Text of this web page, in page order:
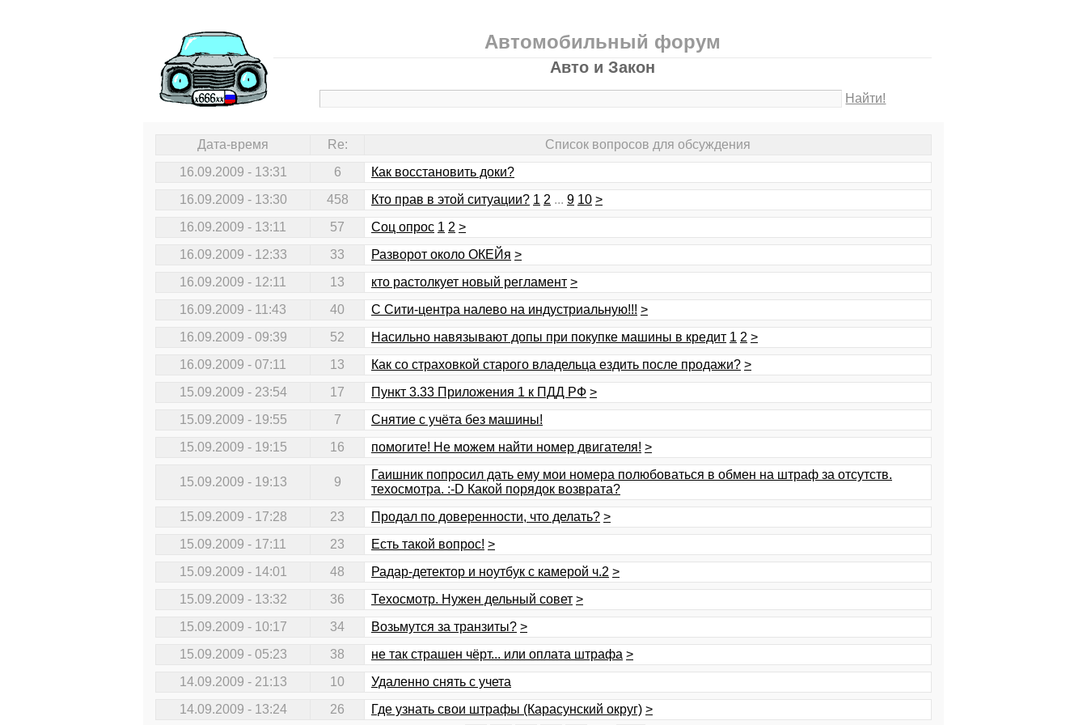
Автомобильный форум
Авто и Закон
Найти!
Дата-время Re:
Список вопросов для обсуждения
16.09.2009 - 13:31
6
Как восстановить доки?
16.09.2009 - 13:30
458 Кто прав в этой ситуации? 1 2 ... 9 10 >
16.09.2009 - 13:11
57 Соц опрос 1 2 >
16.09.2009 - 12:33
33 Разворот около ОКЕЙя >
16.09.2009 - 12:11
13 кто растолкует новый регламент >
16.09.2009 - 11:43
40 С Сити-центра налево на индустриальную!!! >
16.09.2009 - 09:39
52 Насильно навязывают допы при покупке машины в кредит 1 2 >
16.09.2009 - 07:11
13 Как со страховкой старого владельца ездить после продажи? >
15.09.2009 - 23:54
17 Пункт 3.33 Приложения 1 к ПДД РФ >
15.09.2009 - 19:55
7
Снятие с учёта без машины!
15.09.2009 - 19:15
16 помогите! Не можем найти номер двигателя! >
15.09.2009 - 19:13 9
Гаишник попросил дать ему мои номера полюбоваться в обмен на штраф за отсутств.
техосмотра. :-D Какой порядок возврата?
15.09.2009 - 17:28
23 Продал по доверенности, что делать? >
15.09.2009 - 17:11
23 Есть такой вопрос! >
15.09.2009 - 14:01
48 Радар-детектор и ноутбук с камерой ч.2 >
15.09.2009 - 13:32
36 Техосмотр. Нужен дельный совет >
15.09.2009 - 10:17
34 Возьмутся за транзиты? >
15.09.2009 - 05:23
38 не так страшен чёрт... или оплата штрафа >
14.09.2009 - 21:13
10
Удаленно снять с учета
14.09.2009 - 13:24
26 Где узнать свои штрафы (Карасунский округ) >